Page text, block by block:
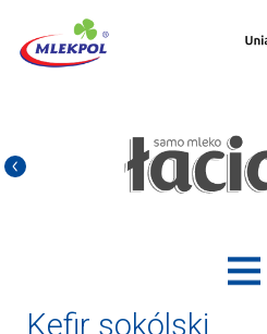
Kefir sokólski